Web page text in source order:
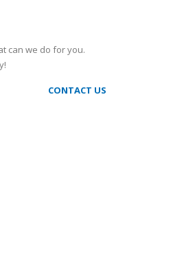
can we do for you.
CONTACT US